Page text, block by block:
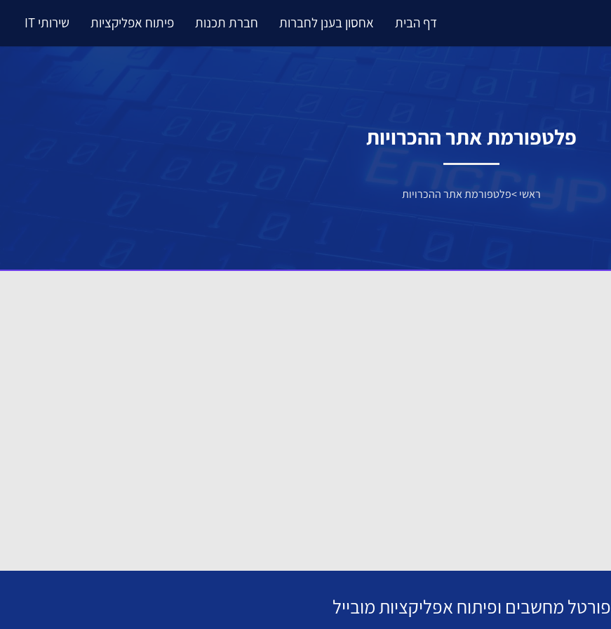
דף הבית אחסון בענן לחברות חברת תכנות פיתוח אפליקציות שירותי IT
פלטפורמת אתר ההכרויות
ראשי>פלטפורמת אתר ההכרויות
פורטל מחשבים ופיתוח אפליקציות מובייל